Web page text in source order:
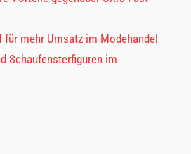
mehr Umsatz im Modehandel
Schaufensterfiguren im